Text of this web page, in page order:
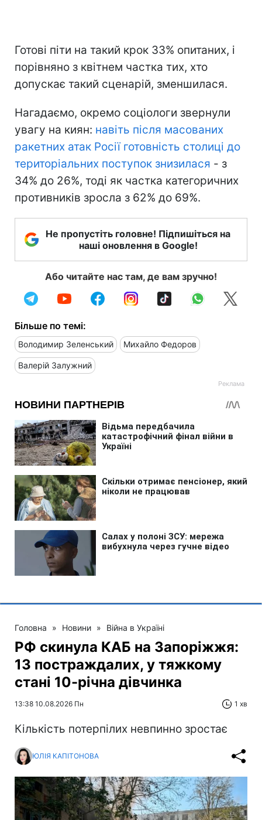
Готові піти на такий крок 33% опитаних, і
порівняно з квітнем частка тих, хто
допускає такий сценарій, зменшилася.
Нагадаємо, окремо соціологи звернули
увагу на киян: навіть після масованих
ракетних атак Росії готовність столиці до
територіальних поступок знизилася - з
34% до 26%, тоді як частка категоричних
противників зросла з 62% до 69%.
Не пропустіть головне! Підпишіться на
наші оновлення в Google!
Або читайте нас там, де вам зручно!
Більше по темі:
Володимир Зеленський Михайло Федоров
Валерій Залужний
Головна » Новини » Війна в Україні
РФ скинула КАБ на Запоріжжя:
13 постраждалих, у тяжкому
стані 10-річна дівчинка
13:38 10.08.2026 Пн 1 хв
Кількість потерпілих невпинно зростає
ЮЛІЯ КАПІТОНОВА